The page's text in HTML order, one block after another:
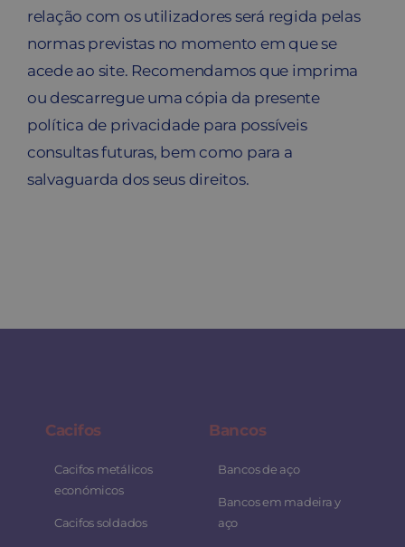
relação com os utilizadores será regida pelas
normas previstas no momento em que se
acede ao site. Recomendamos que imprima
ou descarregue uma cópia da presente
política de privacidade para possíveis
consultas futuras, bem como para a
salvaguarda dos seus direitos.
Cacifos
Cacifos metálicos
económicos
Cacifos soldados
Bancos
Bancos de aço
Bancos em madeira y
aço